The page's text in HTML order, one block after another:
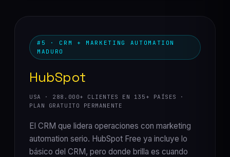
#5 · CRM + MARKETING AUTOMATION
MADURO
HubSpot
USA · 288.000+ CLIENTES EN 135+ PAÍSES ·
PLAN GRATUITO PERMANENTE
El CRM que lidera operaciones con marketing
automation serio. HubSpot Free ya incluye lo
básico del CRM, pero donde brilla es cuando